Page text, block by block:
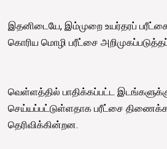
இதனிடையே, இம்முறை உயர்தரப்
கொரிய மொழி பரீட்சை
வெள்ளத்தில் பாதிக்கப்பட்ட
செய்யப்பட்டுள்ளதாக பரீட்சை
தெரிவிக்கின்றன.